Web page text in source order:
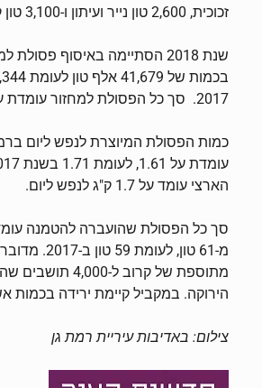
זכוכית, 2,600 טון נייר ועיתון ו-3,100 טון קרטונים.
שנת 2018 הסתיימה באיסוף
2017. סך כל הפסולת למחזור עומדת על כ- 40 אחוזים.
הארצי עומד על 1.7 ק"ג לנפש ליום.
סך כל הפסולת שהועברה להטמנה
מ-61 טון, לעומת
מתוספת של קרוב ל-
הירוקה. במקביל קיימת ירידה בכמות
צילום: באדיבות עיריית רמת גן